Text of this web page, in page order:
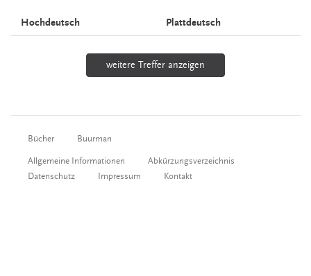
Hochdeutsch Plattdeutsch
weitere Treffer anzeigen
Bücher Buurman
Allgemeine Informationen
Abkürzungsverzeichnis
Datenschutz
Impressum Kontakt